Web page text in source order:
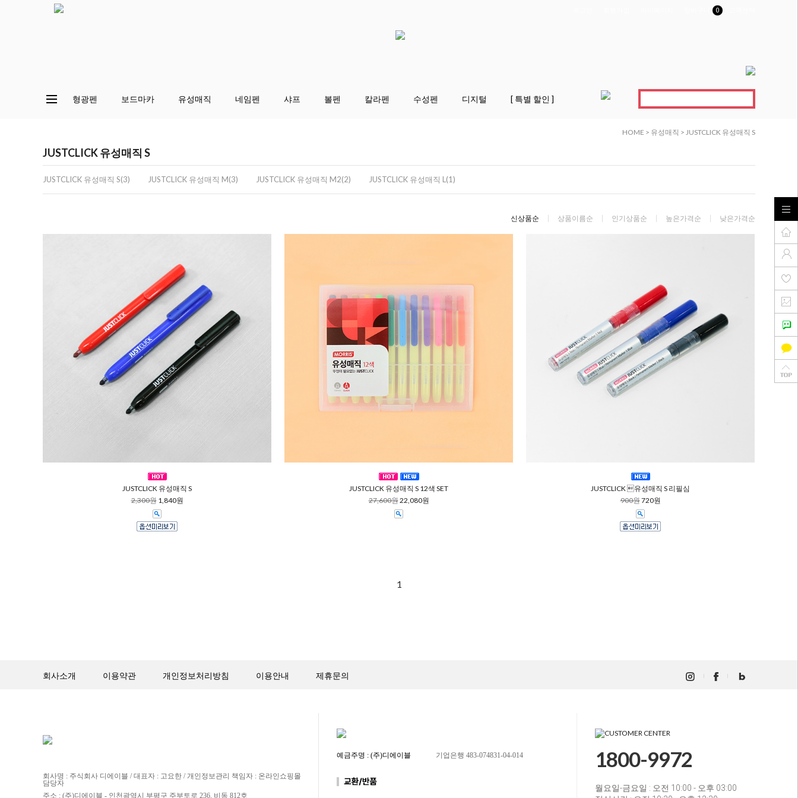
0
형광펜 보드마카 유성매직 네임펜 샤프 볼펜 칼라펜 수성펜 디지털 [ 특별 할인 ]
HOME > 유성매직 > JUSTCLICK 유성매직 S
JUSTCLICK 유성매직 S
JUSTCLICK 유성매직 S(3) JUSTCLICK 유성매직 M(3) JUSTCLICK 유성매직 M2(2) JUSTCLICK 유성매직 L(1)
신상품순 상품이름순 인기상품순 높은가격순 낮은가격순
JUSTCLICK 유성매직 S
2,300원 1,840원
JUSTCLICK 유성매직 S 12색 SET
27,600원22,080원
JUSTCLICK 유성매직 S 리필심
900원720원
1
회사소개 이용약관 개인정보처리방침 이용안내 제휴문의
회사명 : 주식회사 디에이블 / 대표자 : 고요한 / 개인정보관리 책임자 : 온라인쇼핑몰
담당자
주소 : (주)디에이블 - 인천광역시 부평구 주부토로 236, 비동 812호
예금주명 : (주)디에이블 기업은행 483-074831-04-014 1800-9972
월요일-금요일 : 오전 10:00 - 오후 03:00